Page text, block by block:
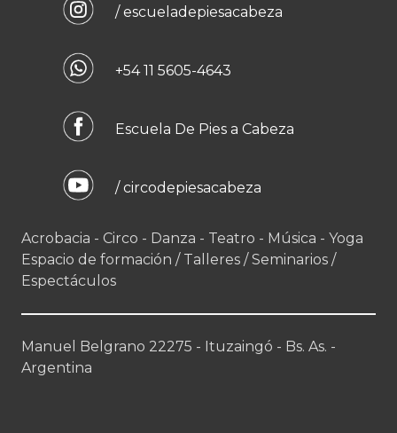
/ escueladepiesacabeza
+54 11 5605-4643
Escuela De Pies a Cabeza
/ circodepiesacabeza
Acrobacia - Circo - Danza - Teatro - Música - Yoga
Espacio de formación / Talleres / Seminarios /
Espectáculos
Manuel Belgrano 22275 - Ituzaingó - Bs. As. -
Argentina